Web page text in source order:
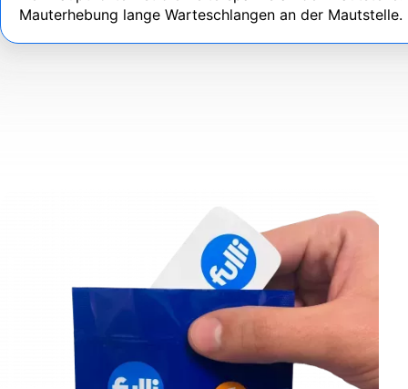
Mauterhebung lange Warteschlangen an der Mautstelle.